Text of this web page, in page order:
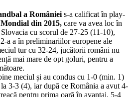
a României s-a calificat în play-
din 2015, care va avea loc în
cu scorul de 27-25 (11-10),
a a în preliminariilor europene ale
tur cu 32-24, jucătorii români nu
mai mare de opt goluri, pentru a
meciul și au condus cu 1-0 (min. 1)
3-3 (4), iar după ce România a avut 4-
pentru prima oară în avantaj, 5-4